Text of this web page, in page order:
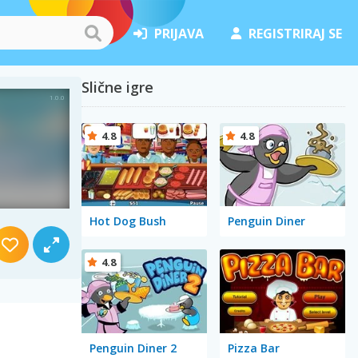
PRIJAVA REGISTRIRAJ SE
Slične igre
Hot Dog Bush
4.8
Penguin Diner
4.8
Penguin Diner 2
4.8
Pizza Bar